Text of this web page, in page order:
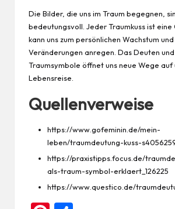
Die Bilder, die uns im Traum begegnen,
bedeutungsvoll. Jeder Traumkuss ist eine
kann uns zum persönlichen Wachstum
Veränderungen anregen. Das Deuten
Traumsymbole öffnet uns neue Wege auf
Lebensreise.
Quellenverweise
https://www.gofeminin.de/mein-
leben/traumdeutung-kuss-
https://praxistipps.focus.de/
als-traum-symbol-erklaert_126225
https://www.questico.de/